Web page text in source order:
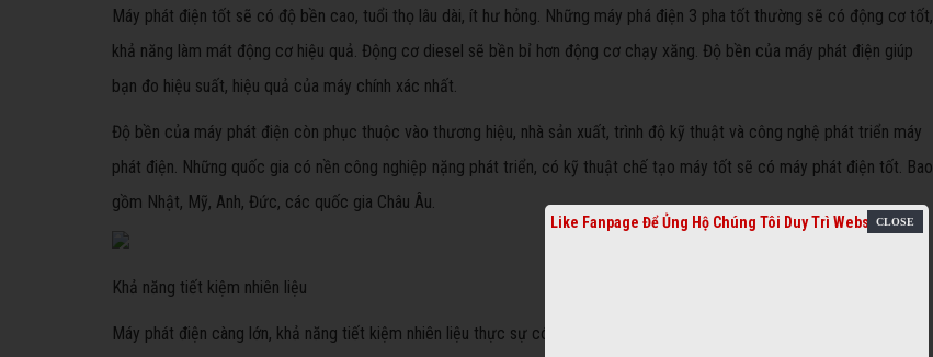
Máy phát điện tốt sẽ có độ bền cao, tuổi thọ lâu dài, ít hư hỏng. Những máy phá điện 3 pha tốt thường sẽ có động cơ tốt,
khả năng làm mát động cơ hiệu quả. Động cơ diesel sẽ bền bỉ hơn động cơ chạy xăng. Độ bền của máy phát điện giúp
bạn đo hiệu suất, hiệu quả của máy chính xác nhất.
Độ bền của máy phát điện còn phục thuộc vào thương hiệu, nhà sản xuất, trình độ kỹ thuật và công nghệ phát triển máy
phát điện. Những quốc gia có nền công nghiệp nặng phát triển, có kỹ thuật chế tạo máy tốt sẽ có máy phát điện tốt. Bao
gồm Nhật, Mỹ, Anh, Đức, các quốc gia Châu Âu.
Khả năng tiết kiệm nhiên liệu
Máy phát điện càng lớn, khả năng tiết kiệm nhiên liệu thực sự có ảnh hưởng trực tiếp tới chi phí vận hành. Máy phát điện
Like Fanpage Để Ủng Hộ Chúng Tôi Duy Trì Website